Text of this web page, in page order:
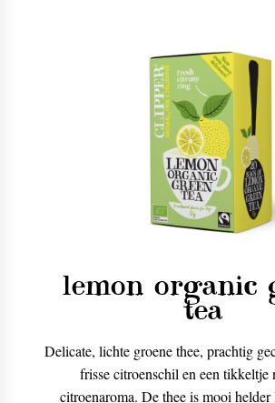
lemon organic
tea
Delicate, lichte groene thee, prachtig
frisse citroenschil en een
citroenaroma. De thee is mooi